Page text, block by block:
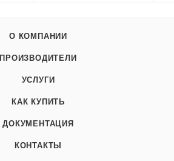
О КОМПАНИИ
ПРОИЗВОДИТЕЛИ
УСЛУГИ
КАК КУПИТЬ
ДОКУМЕНТАЦИЯ
КОНТАКТЫ